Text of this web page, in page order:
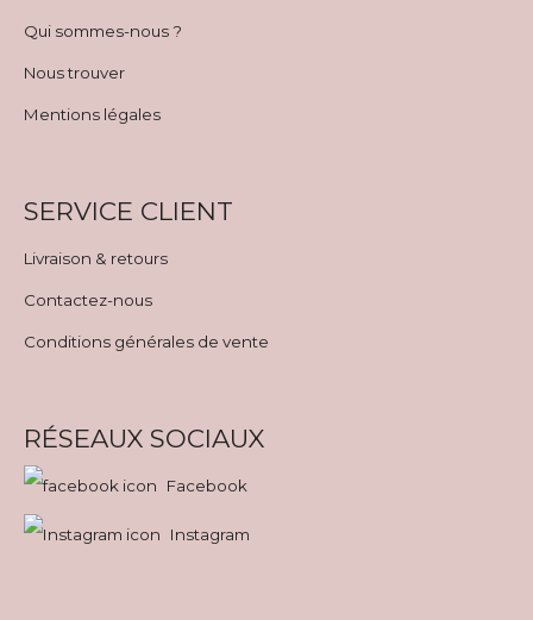
Qui sommes-nous ?
Nous trouver
Mentions légales
SERVICE CLIENT
Livraison & retours
Contactez-nous
Conditions générales de vente
RÉSEAUX SOCIAUX
Facebook
Instagram